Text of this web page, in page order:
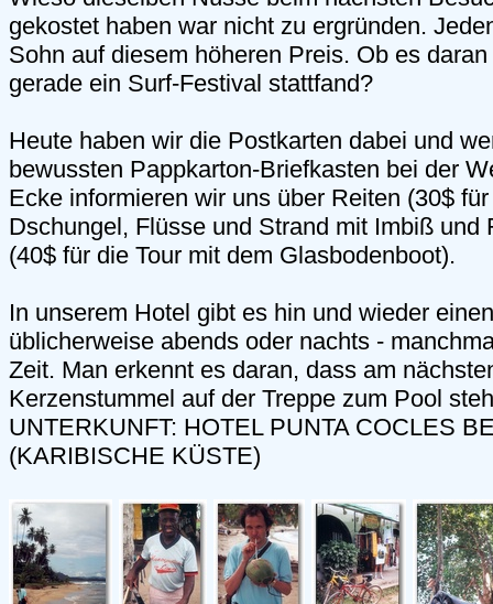
gekostet haben war nicht zu ergründen.
Sohn auf diesem höheren Preis. Ob es
gerade ein Surf-Festival stattfand?
Heute haben wir die Postkarten dabei und
bewussten Pappkarton-Briefkasten bei der
Ecke informieren wir uns über Reiten (30$
Dschungel, Flüsse und Strand mit Imbiß und
(40$ für die Tour mit dem Glasbodenboot).
In unserem Hotel gibt es hin und wieder
üblicherweise abends oder nachts -
Zeit. Man erkennt es daran, dass am
Kerzenstummel auf der Treppe zum Pool
UNTERKUNFT: HOTEL PUNTA COCLES
(KARIBISCHE KÜSTE)